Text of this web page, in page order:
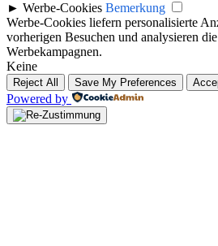
► Werbe-Cookies Bemerkung
Werbe-Cookies liefern personalisierte
vorherigen Besuchen und analysieren
Werbekampagnen.
Keine
Reject All Save My Preferences
Powered by